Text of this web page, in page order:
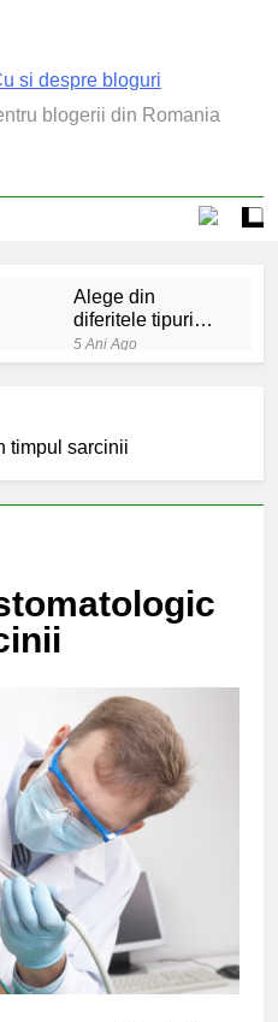
– Cu Si
blogerii din Romania
Alege din
diferitele tipuri
de bratara de
argint
5 Ani Ago
Lucruri esentiale
invatate de la copilul
meu
Donald Trump
6 Ani Ago
Earthing sau
beneficiile contactului
Este posibil sa ne
iertam?
6 Ani Ago
timpul sarcinii